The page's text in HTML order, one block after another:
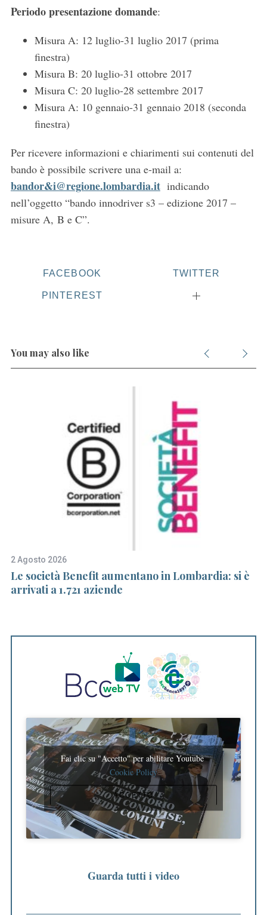
Periodo presentazione domande:
Misura A: 12 luglio-31 luglio 2017 (prima
finestra)
Misura B: 20 luglio-31 ottobre 2017
Misura C: 20 luglio-28 settembre 2017
Misura A: 10 gennaio-31 gennaio 2018 (seconda
finestra)
Per ricevere informazioni e chiarimenti sui contenuti del
bando è possibile scrivere una e-mail a:
bandor&i@regione.lombardia.it indicando
nell’oggetto “bando innodriver s3 – edizione 2017 –
misure A, B e C”.
FACEBOOK TWITTER
PINTEREST
You may also like
2 Agosto 2026
Le società Benefit aumentano in Lombardia: si è
arrivati a 1.721 aziende
Fai clic su "Accetto" per abilitare Youtube
Cookie Policy
ACCETTO
Guarda tutti i video
S